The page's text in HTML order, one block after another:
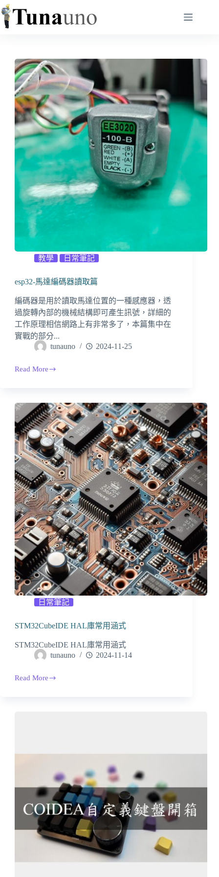
跳
至
主
教學 日常筆記
esp32-馬達編碼器讀取篇
編碼器是用於讀取馬達位置的一種感應器，透
過旋轉內部的機械結構即可產生訊號，詳細的
工作原理相信網路上有非常多了，本篇集中在
實戰的部分...
tunauno
2024-11-25
Read More
esp32-
編
碼
器
讀
取
篇
日常筆記
STM32CubeIDE HAL庫常用涵式
STM32CubeIDE HAL庫常用涵式
tunauno
2024-11-14
Read More
STM32CubeIDE